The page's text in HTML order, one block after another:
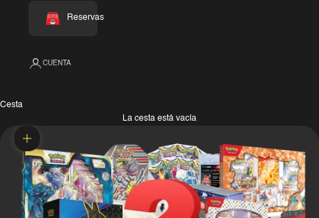
Reservas
CUENTA
Cesta
La cesta está vacía
Zoom